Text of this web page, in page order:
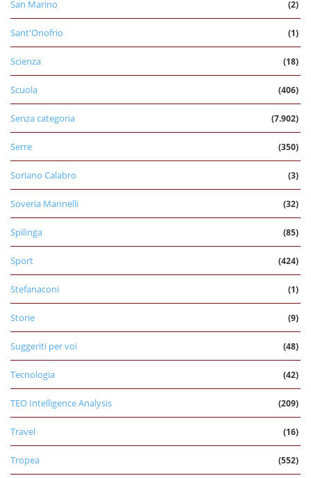
San Marino (2)
Sant'Onofrio (1)
Scienza (18)
Scuola (406)
Senza categoria (7.902)
Serre (350)
Soriano Calabro (3)
Soveria Mannelli (32)
Spilinga (85)
Sport (424)
Stefanaconi (1)
Storie (9)
Suggeriti per voi (48)
Tecnologia (42)
TEO Intelligence Analysis (209)
Travel (16)
Tropea (552)